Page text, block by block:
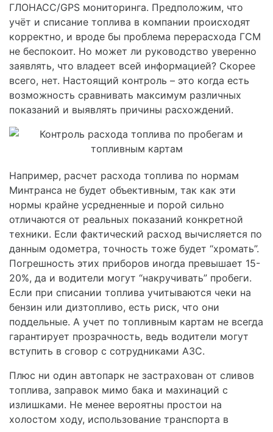
ГЛОНАСС/GPS мониторинга. Предположим, что
учёт и списание топлива в компании происходят
корректно, и вроде бы проблема перерасхода ГСМ
не беспокоит. Но может ли руководство уверенно
заявлять, что владеет всей информацией? Скорее
всего, нет. Настоящий контроль – это когда есть
возможность сравнивать максимум различных
показаний и выявлять причины расхождений.
Например, расчет расхода топлива по нормам
Минтранса не будет объективным, так как эти
нормы крайне усредненные и порой сильно
отличаются от реальных показаний конкретной
техники. Если фактический расход вычисляется по
данным одометра, точность тоже будет “хромать”.
Погрешность этих приборов иногда превышает 15-
20%, да и водители могут “накручивать” пробеги.
Если при списании топлива учитываются чеки на
бензин или дизтопливо, есть риск, что они
поддельные. А учет по топливным картам не всегда
гарантирует прозрачность, ведь водители могут
вступить в сговор с сотрудниками АЗС.
Плюс ни один автопарк не застрахован от сливов
топлива, заправок мимо бака и махинаций с
излишками. Не менее вероятны простои на
холостом ходу, использование транспорта в